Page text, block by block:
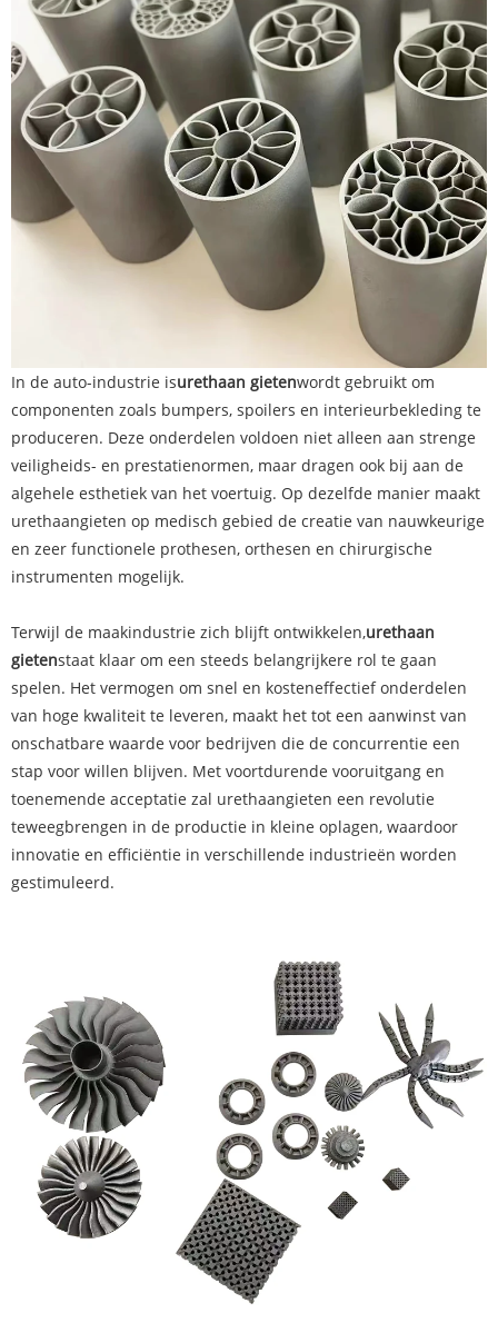
In de auto-industrie isurethaan gietenwordt gebruikt om
componenten zoals bumpers, spoilers en interieurbekleding te
produceren. Deze onderdelen voldoen niet alleen aan strenge
veiligheids- en prestatienormen, maar dragen ook bij aan de
algehele esthetiek van het voertuig. Op dezelfde manier maakt
urethaangieten op medisch gebied de creatie van nauwkeurige
en zeer functionele prothesen, orthesen en chirurgische
instrumenten mogelijk.
Terwijl de maakindustrie zich blijft ontwikkelen,urethaan
gietenstaat klaar om een ​​steeds belangrijkere rol te gaan
spelen. Het vermogen om snel en kosteneffectief onderdelen
van hoge kwaliteit te leveren, maakt het tot een aanwinst van
onschatbare waarde voor bedrijven die de concurrentie een
stap voor willen blijven. Met voortdurende vooruitgang en
toenemende acceptatie zal urethaangieten een revolutie
teweegbrengen in de productie in kleine oplagen, waardoor
innovatie en efficiëntie in verschillende industrieën worden
gestimuleerd.